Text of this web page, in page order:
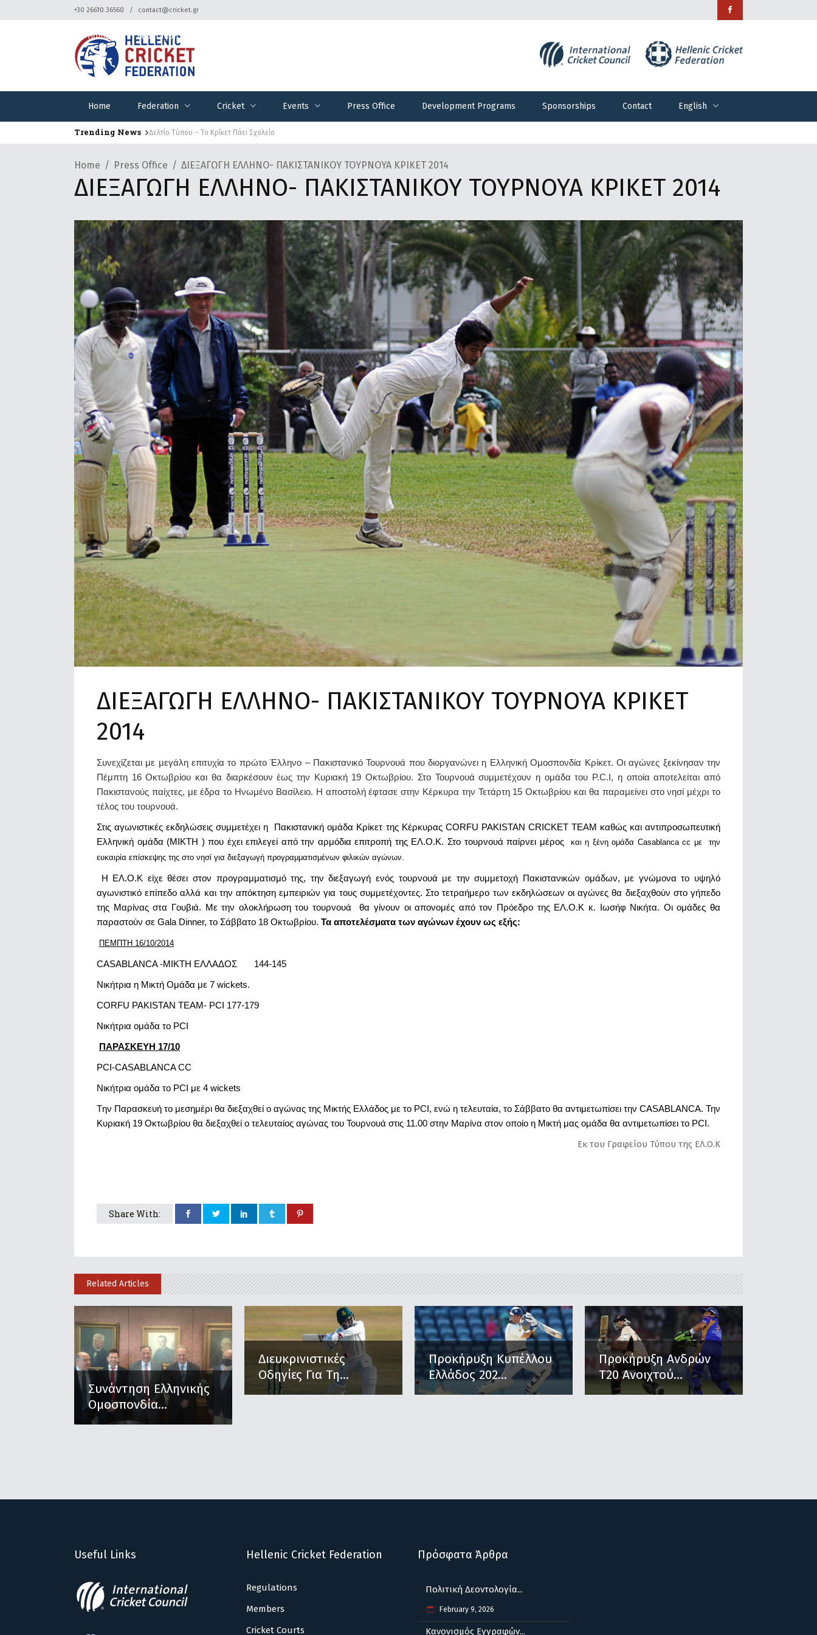
+30 26610 36560 contact@cricket.gr
Home Federation Cricket Events Press Office Development Programs Sponsorships Contact English
Home Federation
Trending News Δελτίο Τύπου – Το Κρίκετ Πάει Σχολείο
Home Press Office ΔΙΕΞΑΓΩΓΗ ΕΛΛΗΝΟ- ΠΑΚΙΣΤΑΝΙΚΟΥ ΤΟΥΡΝΟΥΑ ΚΡΙΚΕΤ 2014
ΔΙΕΞΑΓΩΓΗ ΕΛΛΗΝΟ- ΠΑΚΙΣΤΑΝΙΚΟΥ ΤΟΥΡΝΟΥΑ ΚΡΙΚΕΤ 2014
ΔΙΕΞΑΓΩΓΗ ΕΛΛΗΝΟ- ΠΑΚΙΣΤΑΝΙΚΟΥ ΤΟΥΡΝΟΥΑ ΚΡΙΚΕΤ
2014
Συνεχίζεται με μεγάλη επιτυχία το πρώτο Έλληνο – Πακιστανικό Τουρνουά που διοργανώνει η Ελληνική Ομοσπονδία Κρίκετ. Oι αγώνες ξεκίνησαν την
Πέμπτη 16 Οκτωβρίου και θα διαρκέσουν έως την Κυριακή 19 Οκτωβρίου. Στο Τουρνουά συμμετέχουν η ομάδα του P.C.I, η οποία αποτελείται από
Πακιστανούς παίχτες, με έδρα το Ηνωμένο Βασίλειο. Η αποστολή έφτασε στην Κέρκυρα την Τετάρτη 15 Οκτωβρίου και θα παραμείνει στο νησί μέχρι το
τέλος του τουρνουά.
Στις αγωνιστικές εκδηλώσεις συμμετέχει η Πακιστανική ομάδα Κρίκετ της Κέρκυρας CORFU PAKISTAN CRICKET TEAM καθώς και αντιπροσωπευτική
Ελληνική ομάδα (ΜΙΚΤΗ ) που έχει επιλεγεί από την αρμόδια επιτροπή της ΕΛ.Ο.Κ. Στο τουρνουά παίρνει μέρος
και η ξένη ομάδα Casablanca cc με την
ευκαιρία επίσκεψης της στο νησί για διεξαγωγή προγραμματισμένων φιλικών αγώνων.
Η ΕΛ.Ο.Κ είχε θέσει στον προγραμματισμό της, την διεξαγωγή ενός τουρνουά με την συμμετοχή Πακιστανικών ομάδων, με γνώμονα το υψηλό
αγωνιστικό επίπεδο αλλά και την απόκτηση εμπειριών για τους συμμετέχοντες. Στο τετραήμερο των εκδηλώσεων οι αγώνες θα διεξαχθούν στο γήπεδο
της Μαρίνας στα Γουβιά. Με την ολοκλήρωση του τουρνουά θα γίνουν οι απονομές από τον Πρόεδρο της ΕΛ.Ο.Κ κ. Ιωσήφ Νικήτα. Οι ομάδες θα
παραστούν σε Gala Dinner, το Σάββατο 18 Οκτωβρίου. Τα αποτελέσματα των αγώνων έχουν ως εξής:
ΠΕΜΠΤΗ 16/10/2014
CASABLANCA -ΜΙΚΤΗ ΕΛΛΑΔΟΣ 144-145
Nικήτρια η Μικτή Ομάδα με 7 wickets.
CORFU PAKISTAN TEAM- PCI 177-179
Nικήτρια ομάδα το PCI
ΠΑΡΑΣΚΕΥΗ 17/10
PCI-CASABLANCA CC
Νικήτρια ομάδα το PCI με 4 wickets
Tην Παρασκευή το μεσημέρι θα διεξαχθεί ο αγώνας της Μικτής Ελλάδος με το PCI, ενώ η τελευταία, το Σάββατο θα αντιμετωπίσει την CASABLANCA. Την
Κυριακή 19 Οκτωβρίου θα διεξαχθεί ο τελευταίος αγώνας του Τουρνουά στις 11.00 στην Μαρίνα στον οποίο η Μικτή μας ομάδα θα αντιμετωπίσει το PCI.
Εκ του Γραφείου Τύπου της ΕΛ.Ο.Κ
Share With:
Related Articles
Συνάντηση Ελληνικής
Ομοσπονδία...
Διευκρινιστικές
Οδηγίες Για Τη...
Προκήρυξη Κυπέλλου
Ελλάδος 202...
Προκήρυξη Ανδρών
Τ20 Ανοιχτού...
Useful Links Hellenic Cricket Federation
Regulations
Members
Cricket Courts
Πρόσφατα Άρθρα
Πολιτική Δεοντολογία...
February 9, 2026
Κανονισμός Εγγραφών...